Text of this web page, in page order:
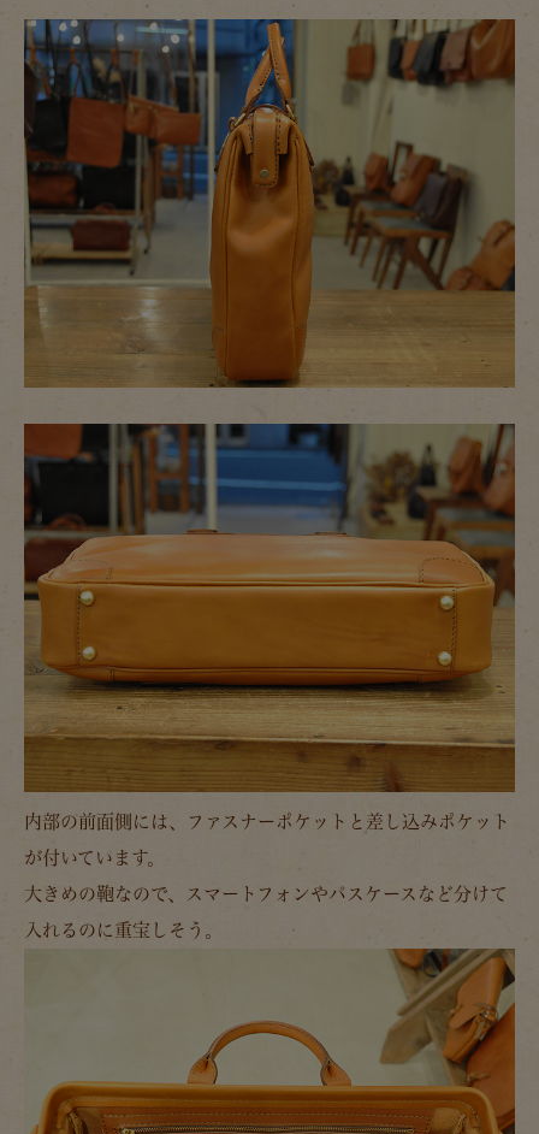
内部の前面側には、ファスナーポケットと差し込みポケット
が付いています。
大きめの鞄なので、スマートフォンやパスケースなど分けて
入れるのに重宝しそう。